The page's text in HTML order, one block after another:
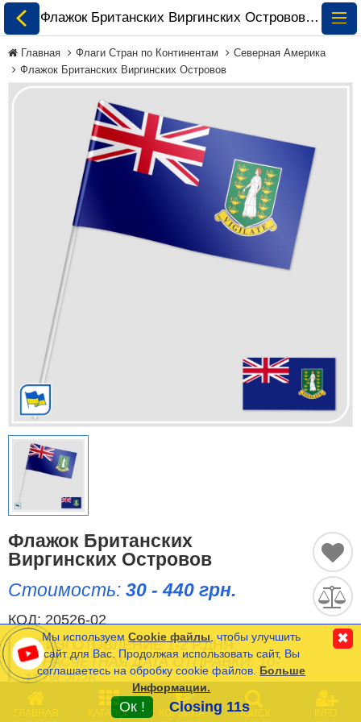
Все Флаги
Флаги Украины
Флаги Мира по
Континентам
Флаги на Заказ
Флаги Международных
Организаций
Этнические Флаги
Флаги США (штатов)
Другие флаги
Сравнить
Список
Частые Вопросы (FAQ)
Оплата и Доставка
ГЛАВНАЯ КАТАЛОГ
0
КОРЗИНА ПОИСК INFO
Флажок Британских Виргинских Островов заказать и купить 🏁 ePrapor.com.ua
Главная Флаги Стран по Континентам
Северная Америка
Флажок Британских Виргинских Островов
Флажок Британских
Виргинских Островов
Стоимость: 30 - 440 грн.
КОД: 20526-02
ИЗГОТОВЛЕНИЕ 1-2 Р.ДНЯ
РАСЧЕТНАЯ ДАТА ОТПРАВКИ: 10-
11.08.2026
Мы используемCookie файлы , чтобы улучшить
сайт для Вас. Продолжая использовать сайт, Вы
соглашаетесь на обробку cookie файлов. Больше
Информации.
Ок ! Closing 11s
✖